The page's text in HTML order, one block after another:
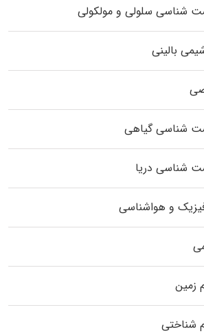
شناسی سلولی و مولکولی
بالینی
شناسی گیاهی
شناسی دریا
و هواشناسی
زمین
شناختی